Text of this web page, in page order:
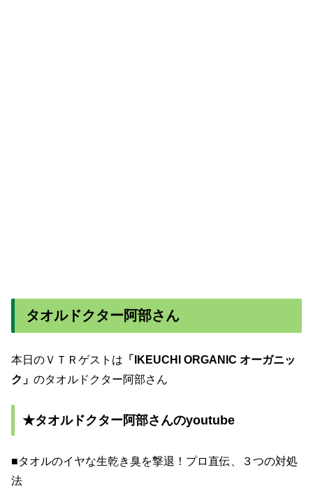
タオルドクター阿部さん
本日のＶＴＲゲストは 「IKEUCHI ORGANIC オーガニッ
ク」 のタオルドクター阿部さん
★タオルドクター阿部さんのyoutube
■タオルのイヤな生乾き臭を撃退！プロ直伝、３つの対処
法